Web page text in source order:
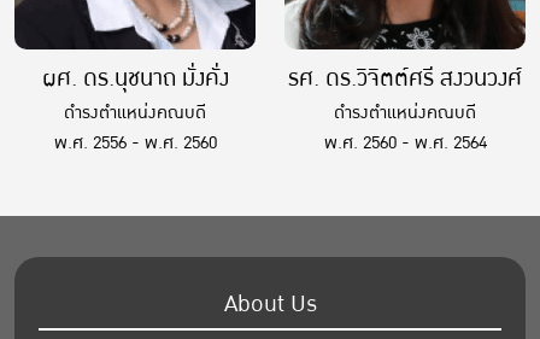
ผศ. ดร.นุชนาถ มั่งคั่ง
ดำรงตำแหน่งคณบดี
พ.ศ. 2556 - พ.ศ. 2560
รศ. ดร.วิจิตต์ศรี สงวนวงศ์
ดำรงตำแหน่งคณบดี
พ.ศ. 2560 - พ.ศ. 2564
About Us